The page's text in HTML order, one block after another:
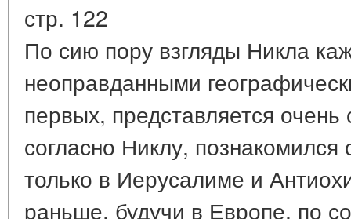
стр. 122
По сию пору взгляды Никла
неоправданными
первых, представляется
согласно Никлу, познакомился
только в Иерусалиме и
раньше, будучи в Европе, по